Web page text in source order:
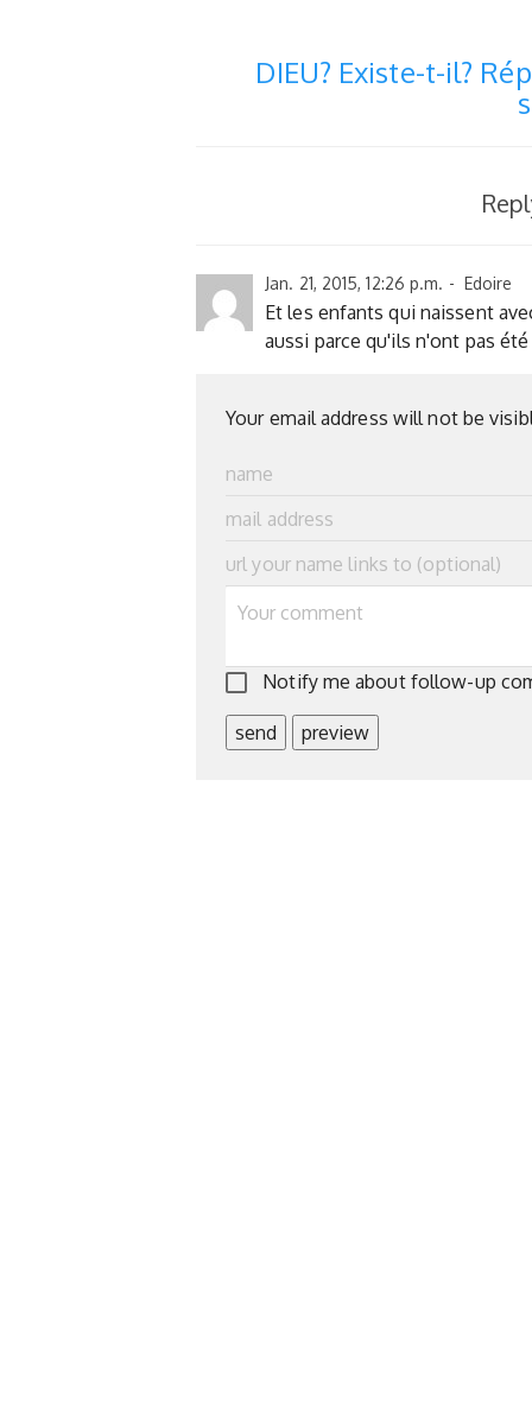
DIEU? Existe-t-il?
Jan. 21, 2015, 12:26 p.m. - Edoire
Et les enfants qui naissent
aussi parce qu'ils n'ont pas été
Your email address will not be
Notify me about follow-up